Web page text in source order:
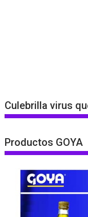
Culebrilla virus
Productos GOYA